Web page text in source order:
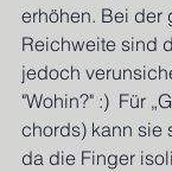
erhöhen. Bei der
Reichweite sind
jedoch
"Wohin?" :)  Für
chords) kann sie
da die Finger